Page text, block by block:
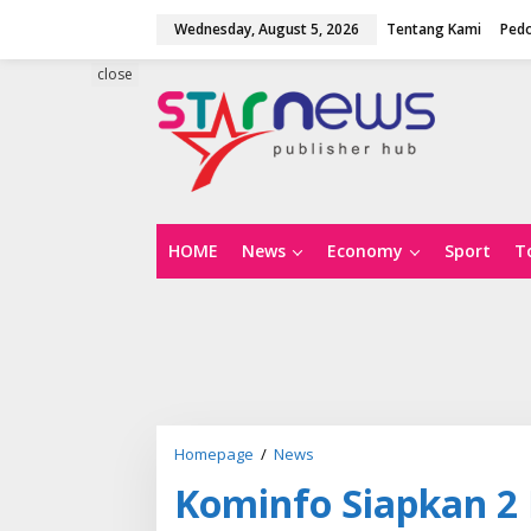
Wednesday, August 5, 2026 Tentang Kami
HOME News Economy Sport
close
Homepage / News
m
i
Kominfo Siapkan